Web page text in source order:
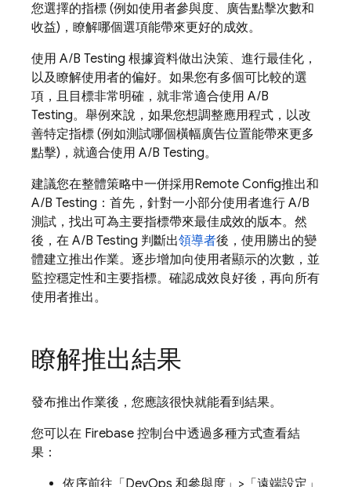
您選擇的指標 (例如使用者參與度、廣告點擊次數和
收益)，瞭解哪個選項能帶來更好的成效。
使用 A/B Testing 根據資料做出決策、進行最佳化，
以及瞭解使用者的偏好。如果您有多個可比較的選
項，且目標非常明確，就非常適合使用 A/B
Testing。舉例來說，如果您想調整應用程式，以改
善特定指標 (例如測試哪個橫幅廣告位置能帶來更多
點擊)，就適合使用 A/B Testing。
建議您在整體策略中一併採用Remote Config推出和
A/B Testing ：首先，針對一小部分使用者進行 A/B
測試，找出可為主要指標帶來最佳成效的版本。然
後，在 A/B Testing 判斷出領導者後，使用勝出的變
體建立推出作業。逐步增加向使用者顯示的次數，並
監控穩定性和主要指標。確認成效良好後，再向所有
使用者推出。
瞭解推出結果
發布推出作業後，您應該很快就能看到結果。
您可以在 Firebase 控制台中透過多種方式查看結
果：
依序前往「DevOps 和參與度」 >「遠端設定」